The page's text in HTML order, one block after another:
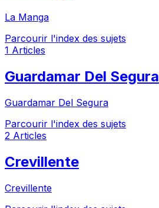
La Manga
Parcourir l'index des sujets
1 Articles
Guardamar Del Segura
Guardamar Del Segura
Parcourir l'index des sujets
2 Articles
Crevillente
Crevillente